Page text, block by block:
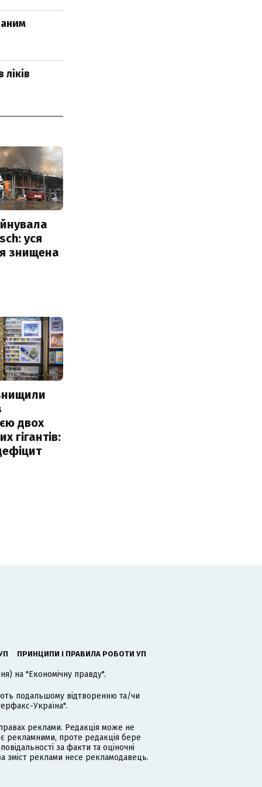
уся
знищена
двох
гігантів:
ПРИНЦИПИ І ПРАВИЛА РОБОТИ УП
на "Економічну правду".
подальшому відтворенню та/чи
Україна".
реклами. Редакція може не
рекламними, проте редакція бере
за факти та оціночні
зміст реклами несе рекламодавець.